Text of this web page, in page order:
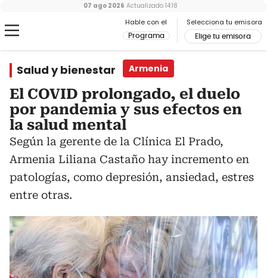
Hable con el
Programa
Selecciona tu emisora
Elige tu emisora
07 ago 2026 Actualizado 14:18
Salud y bienestar Armenia
El COVID prolongado, el duelo
por pandemia y sus efectos en
la salud mental
Según la gerente de la Clínica El Prado,
Armenia Liliana Castaño hay incremento en
patologías, como depresión, ansiedad, estres
entre otras.